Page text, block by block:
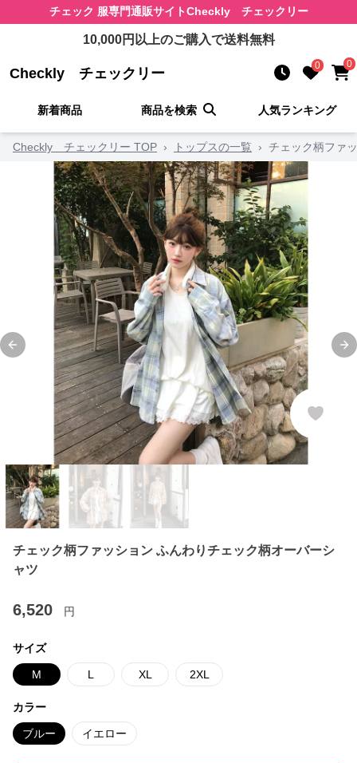
チェック 服専門通販サイトCheckly チェックリー
10,000円以上のご購入で送料無料
Checkly チェックリー 0 0
新着商品 商品を検索 人気ランキング
Checkly チェックリー TOP › トップスの一覧 › チェック柄ファ
Previous slide
チェック柄ファッション ふんわりチェック柄オーバーシ
ャツ
6,520 円
サイズ
M L XL 2XL
カラー
ブルー イエロー